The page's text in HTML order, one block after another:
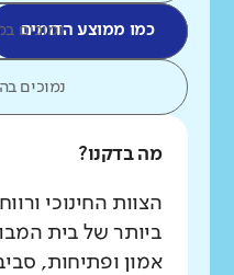
כמו ממוצע הדומים
נמוכים
נמוכים
מה בדקנו?
הצוות החינוכי
ביותר של בית
אמון ופתיחות,